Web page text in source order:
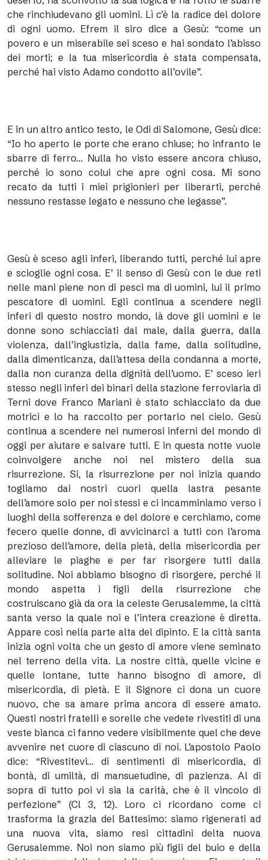
che rinchiudevano gli uomini. Lì c’è la radice del dolore
di ogni uomo. Efrem il siro dice a Gesù: “come un
povero e un miserabile sei sceso e hai sondato l’abisso
dei morti; e la tua misericordia è stata compensata,
perché hai visto Adamo condotto all’ovile”.
E in un altro antico testo, le Odi di Salomone, Gesù dice:
“Io ho aperto le porte che erano chiuse; ho infranto le
sbarre di ferro… Nulla ho visto essere ancora chiuso,
perché io sono colui che apre ogni cosa. Mi sono
recato da tutti i miei prigionieri per liberarti, perché
nessuno restasse legato e nessuno che legasse”.
Gesù è sceso agli inferi, liberando tutti, perché lui apre
e scioglie ogni cosa. E’ il senso di Gesù con le due reti
nelle mani piene non di pesci ma di uomini, lui il primo
pescatore di uomini. Egli continua a scendere negli
inferi di questo nostro mondo, là dove gli uomini e le
donne sono schiacciati dal male, dalla guerra, dalla
violenza, dall’ingiustizia, dalla fame, dalla solitudine,
dalla dimenticanza, dall’attesa della condanna a morte,
dalla non curanza della dignità dell’uomo. E’ sceso ieri
stesso negli inferi dei binari della stazione ferroviaria di
Terni dove Franco Mariani è stato schiacciato da due
motrici e lo ha raccolto per portarlo nel cielo. Gesù
continua a scendere nei numerosi inferni del mondo di
oggi per aiutare e salvare tutti. E in questa notte vuole
coinvolgere anche noi nel mistero della sua
risurrezione. Si, la risurrezione per noi inizia quando
togliamo dai nostri cuori quella lastra pesante
dell’amore solo per noi stessi e ci incamminiamo verso i
luoghi della sofferenza e del dolore e cerchiamo, come
fecero quelle donne, di avvicinarci a tutti con l’aroma
prezioso dell’amore, della pietà, della misericordia per
alleviare le piaghe e per far risorgere tutti dalla
solitudine. Noi abbiamo bisogno di risorgere, perché il
mondo aspetta i figli della risurrezione che
costruiscano già da ora la celeste Gerusalemme, la città
santa verso la quale noi e l’intera creazione è diretta.
Appare così nella parte alta del dipinto. E la città santa
inizia ogni volta che un gesto di amore viene seminato
nel terreno della vita. La nostre città, quelle vicine e
quelle lontane, tutte hanno bisogno di amore, di
misericordia, di pietà. E il Signore ci dona un cuore
nuovo, che sa amare prima ancora di essere amato.
Questi nostri fratelli e sorelle che vedete rivestiti di una
veste bianca ci fanno vedere visibilmente quel che deve
avvenire net cuore di ciascuno di noi. L’apostolo Paolo
dice: “Rivestitevi… di sentimenti di misericordia, di
bontà, di umiltà, di mansuetudine, di pazienza. Al di
sopra di tutto poi vi sia la carità, che è il vincolo di
perfezione” (Cl 3, 12). Loro ci ricordano come ci
trasforma la grazia del Battesimo: siamo rigenerati ad
una nuova vita, siamo resi cittadini delta nuova
Gerusalemme. Noi non siamo più figli del buio e della